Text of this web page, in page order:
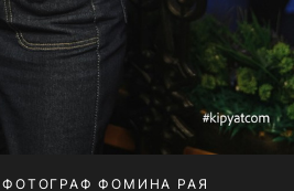
ФОТОГРАФ ФОМИНА РАЯ